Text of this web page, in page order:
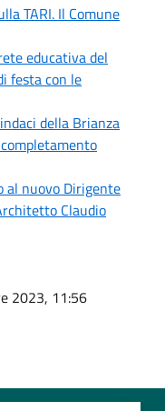
TARI. Il Comune
educativa del
festa con le
della Brianza
al nuovo Dirigente
Claudio
2023, 11:56